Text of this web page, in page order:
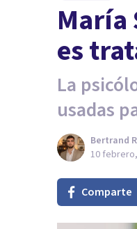
María
es
La
usadas
Bertrand
10
Comparte